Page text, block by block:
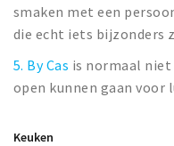
smaken met een
die echt iets bijzonders
5. By Cas is normaal niet
open kunnen gaan voor
Keuken